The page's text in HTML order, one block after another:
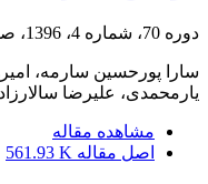
دوره 70، شماره 4، 1396، صفحه
سارا پورحسین سارمه،
یارمحمدی، علیرضا
مشاهده مقاله
اصل مقاله 561.93 K